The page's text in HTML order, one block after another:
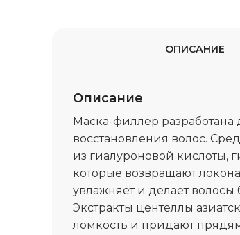
ОПИСАНИЕ
Описание
Маска-филлер
восстановления волос.
из гиалуроновой кислоты,
которые возвращают
увлажняет и делает
Экстракты центеллы
ломкость и придают